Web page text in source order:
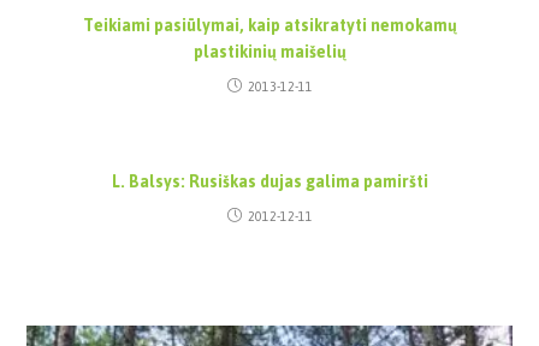
Teikiami pasiūlymai, kaip atsikratyti nemokamų
plastikinių maišelių
2013-12-11
L. Balsys: Rusiškas dujas galima pamiršti
2012-12-11